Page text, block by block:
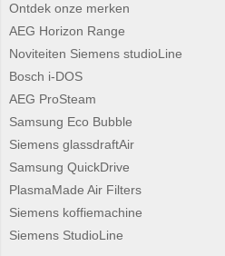
Ontdek onze merken
AEG Horizon Range
Noviteiten Siemens studioLine
Bosch i-DOS
AEG ProSteam
Samsung Eco Bubble
Siemens glassdraftAir
Samsung QuickDrive
PlasmaMade Air Filters
Siemens koffiemachine
Siemens StudioLine